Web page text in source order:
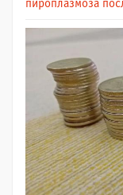
пироплазмоза